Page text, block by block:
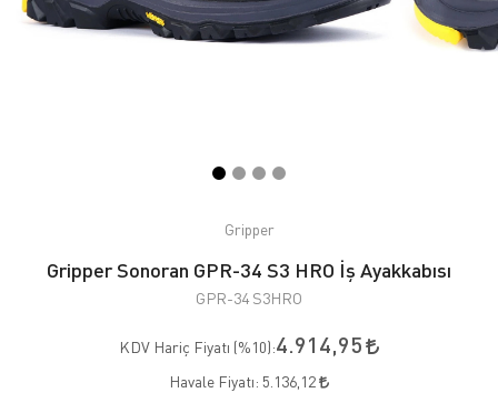
Gripper
Gripper Sonoran GPR-34 S3 HRO İş Ayakkabısı
GPR-34 S3HRO
KDV Hariç Fiyatı (%10):4.914,95
Havale Fiyatı: 5.136,12